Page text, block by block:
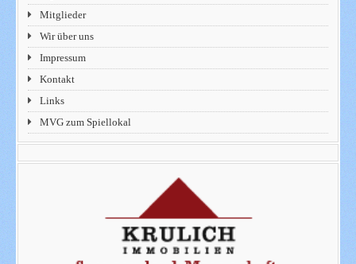
Mitglieder
Wir über uns
Impressum
Kontakt
Links
MVG zum Spiellokal